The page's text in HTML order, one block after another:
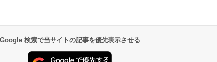
Google 検索で当サイトの記事を優先表示させる